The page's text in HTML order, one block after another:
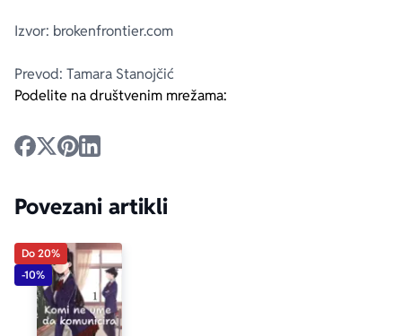
Izvor: brokenfrontier.com
Prevod: Tamara Stanojčić
Podelite na društvenim mrežama:
Povezani artikli
Do 20%
-10%